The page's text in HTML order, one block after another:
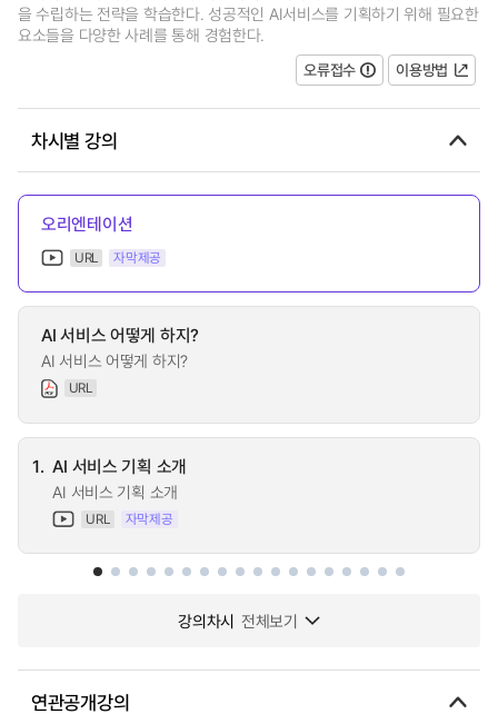
을 수립하는 전략을 학습한다. 성공적인 AI서비스를 기획하기 위해 필요한
요소들을 다양한 사례를 통해 경험한다.
오류접수
이용방법
차시별 강의
오리엔테이션
URL 자막제공
AI 서비스 어떻게 하지?
AI 서비스 어떻게 하지?
URL
1. AI 서비스 기획 소개
AI 서비스 기획 소개
URL 자막제공
강의차시 전체보기
연관공개강의